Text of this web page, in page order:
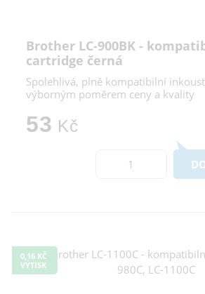
Brother LC-900BK -
cartridge černá
Spolehlivá, plně kompatibilní
výborným poměrem ceny a kvality
53 Kč
0,16 KČ
VÝTISK